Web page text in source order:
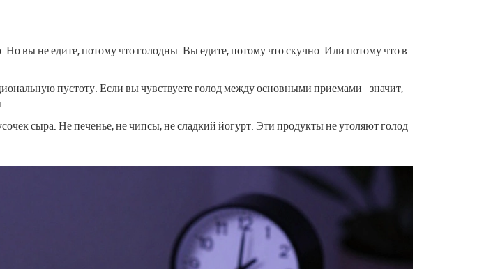
Но вы не едите, потому что голодны. Вы едите, потому что скучно. Или потому что в
пустоту. Если вы чувствуете голод между основными приемами - значит,
сыра. Не печенье, не чипсы, не сладкий йогурт. Эти продукты не утоляют голод